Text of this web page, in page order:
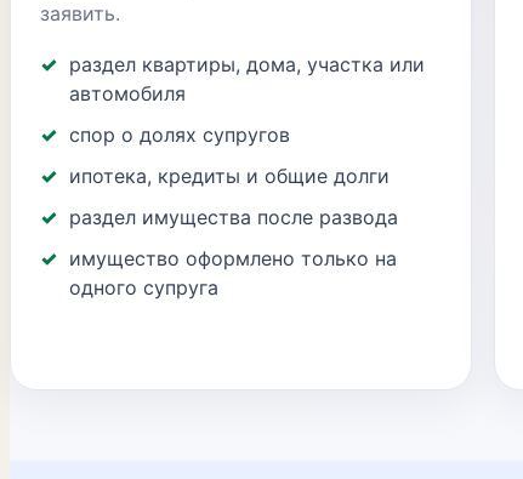
заявить.
раздел квартиры, дома, участка или
автомобиля
спор о долях супругов
ипотека, кредиты и общие долги
раздел имущества после развода
имущество оформлено только на
одного супруга